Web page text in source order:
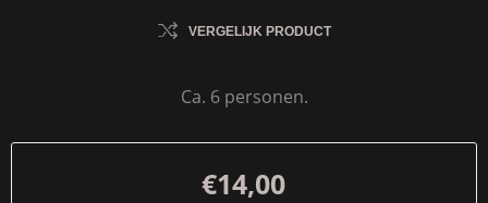
VERGELIJK PRODUCT
Ca. 6 personen.
€14,00